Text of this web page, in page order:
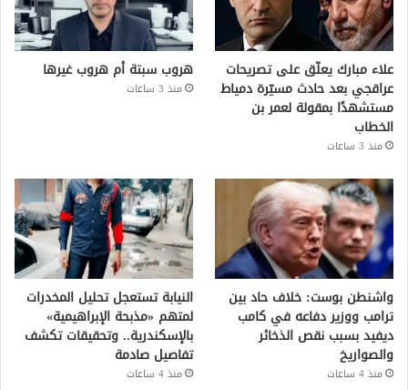
علاء مبارك يعلّق على تصريحات
عراقجي بعد حادث مسيّرة دمياط
مستشهدًا بمقولة لعمر بن
الخطاب
منذ 3 ساعات
هروب سبتة أم هروب غيرها
منذ 3 ساعات
واشنطن بوست: خلاف حاد بين
ترامب ووزير دفاعه في كامب
ديفيد بسبب نقص الذخائر
والصواريخ
منذ 4 ساعات
النيابة تستعجل تحليل المخدرات
لمتهم «مذبحة الإبراهيمية»
بالإسكندرية.. وتحقيقات تكشف
تفاصيل صادمة
منذ 4 ساعات